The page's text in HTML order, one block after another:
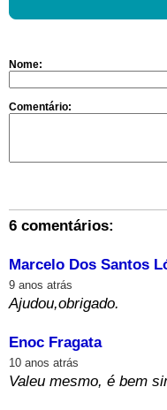
Nome:
Comentário:
6 comentários:
Marcelo Dos Santos
9 anos atrás
Ajudou,obrigado.
Enoc Fragata
10 anos atrás
Valeu mesmo, é bem